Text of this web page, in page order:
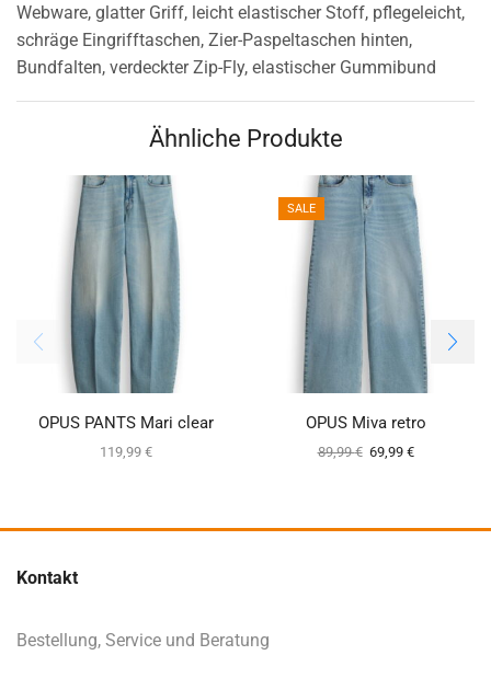
Webware, glatter Griff, leicht elastischer Stoff, pflegeleicht,
schräge Eingrifftaschen, Zier-Paspeltaschen hinten,
Bundfalten, verdeckter Zip-Fly, elastischer Gummibund
Ähnliche Produkte
OPUS PANTS Mari clear
119,99 €
SALE
OPUS Miva retro
89,99€ 69,99 €
Kontakt
Bestellung, Service und Beratung